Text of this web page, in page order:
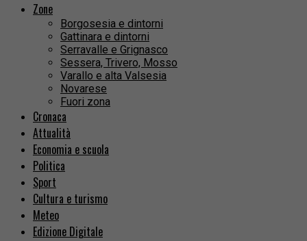
Zone
Borgosesia e dintorni
Gattinara e dintorni
Serravalle e Grignasco
Sessera, Trivero, Mosso
Varallo e alta Valsesia
Novarese
Fuori zona
Cronaca
Attualità
Economia e scuola
Politica
Sport
Cultura e turismo
Meteo
Edizione Digitale